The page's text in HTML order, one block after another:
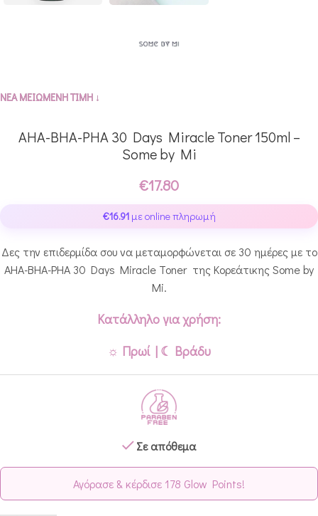
ΝΕΑ ΜΕΙΩΜΕΝΗ ΤΙΜΗ ↓
AHA-BHA-PHA 30 Days Miracle Toner 150ml –
Some by Mi
€17.80
€16.91με online πληρωμή
Δες την επιδερμίδα σου να μεταμορφώνεται σε 30 ημέρες με το
AHA-BHA-PHA 30 Days Miracle Toner της Κορεάτικης Some by
Mi.
Κατάλληλο για χρήση:
☼ Πρωί | ☾ Βράδυ
Σε απόθεμα
Αγόρασε & κέρδισε 178 Glow Points!